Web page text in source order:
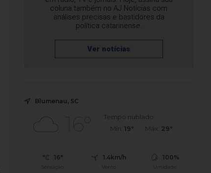
coluna também no AJ Notícias com
análises precisas e bastidores da
política catarinense.
Ver notícias
Blumenau, SC
16°
Tempo nublado
Mín.19° Máx. 29°
16°
Sensação
1.4km/h
Vento
100%
Umidade